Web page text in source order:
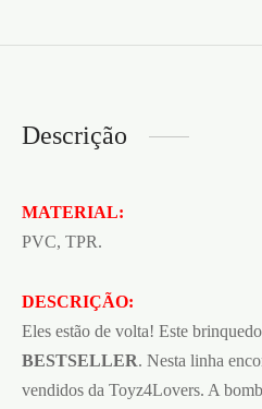
Descrição
MATERIAL:
PVC, TPR.
DESCRIÇÃO:
Eles estão de volta! Este
BESTSELLER. Nesta linha
vendidos da Toyz4Lovers. A